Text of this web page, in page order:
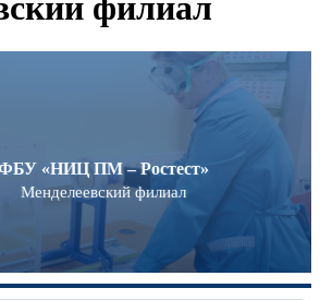
«НИЦ ПМ – Ростест»
Менделеевский филиал